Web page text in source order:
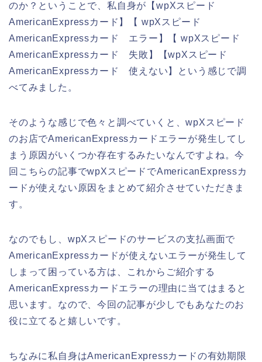
のか？ということで、私自身が【wpXスピード
AmericanExpressカード】【 wpXスピード
AmericanExpressカード エラー】【 wpXスピード
AmericanExpressカード 失敗】【wpXスピード
AmericanExpressカード 使えない】という感じで調
べてみました。
そのような感じで色々と調べていくと、wpXスピード
のお店でAmericanExpressカードエラーが発生してし
まう原因がいくつか存在するみたいなんですよね。今
回こちらの記事でwpXスピードでAmericanExpressカ
ードが使えない原因をまとめて紹介させていただきま
す。
なのでもし、wpXスピードのサービスの支払画面で
AmericanExpressカードが使えないエラーが発生して
しまって困っている方は、これからご紹介する
AmericanExpressカードエラーの理由に当てはまると
思います。なので、今回の記事が少しでもあなたのお
役に立てると嬉しいです。
ちなみに私自身はAmericanExpressカードの有効期限